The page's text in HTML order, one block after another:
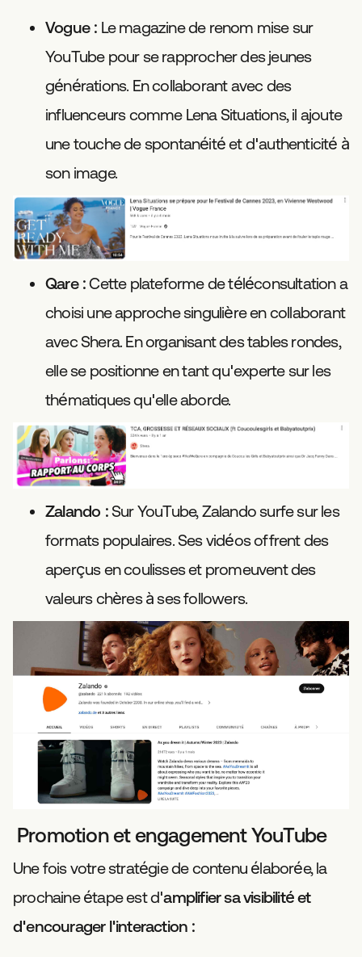
Vogue: Le magazine de renom mise sur
YouTube pour se rapprocher des jeunes
générations. En collaborant avec des
influenceurs comme Lena Situations, il ajoute
une touche de spontanéité et d'authenticité à
son image.
Qare: Cette plateforme de téléconsultation a
choisi une approche singulière en collaborant
avec Shera. En organisant des tables rondes,
elle se positionne en tant qu'experte sur les
thématiques qu'elle aborde.
Zalando : Sur YouTube, Zalando surfe sur les
formats populaires. Ses vidéos offrent des
aperçus en coulisses et promeuvent des
valeurs chères à ses followers.
Promotion et engagement YouTube
Une fois votre stratégie de contenu élaborée, la
prochaine étape est d'amplifier sa visibilité et
d'encourager l'interaction :